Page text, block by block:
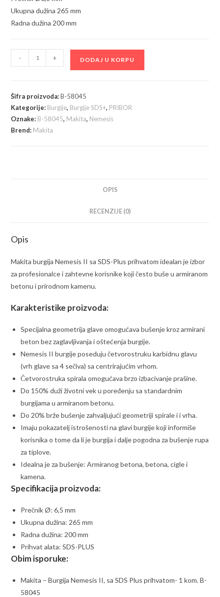
Ukupna dužina 265 mm
Radna dužina 200 mm
Burgija
Plus
Nemesis
II
6,5
količina
- + DODAJ U KORPU
Šifra proizvoda:B-58045
Kategorije: Burgije, Burgije SDS+, PRIBOR
Oznake: B-58045, Makita, Nemesis
Brend: Makita
OPIS
RECENZIJE (0)
Opis
Makita burgija Nemesis II sa SDS-Plus prihvatom idealan je izbor
za profesionalce i zahtevne korisnike koji često buše u armiranom
betonu i prirodnom kamenu.
Karakteristike proizvoda:
Specijalna geometrija glave omogućava bušenje kroz armirani
beton bez zaglavljivanja i oštećenja burgije.
Nemesis II burgije poseduju četvorostruku karbidnu glavu
(vrh glave sa 4 sečiva) sa centrirajućim vrhom.
Četvorostruka spirala omogućava brzo izbacivanje prašine.
Do 150% duži životni vek u poređenju sa standardnim
burgijama u armiranom betonu.
Do 20% brže bušenje zahvaljujući geometriji spirale i i vrha.
Imaju pokazatelj istrošenosti na glavi burgije koji informiše
korisnika o tome da li je burgija i dalje pogodna za bušenje rupa
za tiplove.
Idealna je za bušenje: Armiranog betona, betona, cigle i
kamena.
Specifikacija proizvoda:
Prečnik Ø: 6,5 mm
Ukupna dužina: 265 mm
Radna dužina: 200 mm
Prihvat alata: SDS-PLUS
Obim isporuke:
Makita – Burgija Nemesis II, sa SDS Plus prihvatom- 1 kom. B-
58045